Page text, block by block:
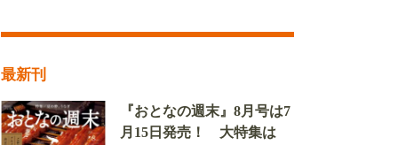
最新刊
『おとなの週末』8月号は7
月15日発売！ 大特集は